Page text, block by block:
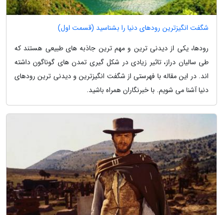
شگفت انگیزترین رودهای دنیا را بشناسید (قسمت اول)
رودها، یکی از دیدنی ترین و مهم ترین جاذبه های طبیعی هستند که
طی سالیان دراز، تاثیر زیادی در شکل گیری تمدن های گوناگون داشته
اند. در این مقاله با فهرستی از شگفت انگیزترین و دیدنی ترین رودهای
دنیا آشنا می شویم. با خبرنگاران همراه باشید.